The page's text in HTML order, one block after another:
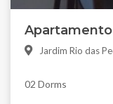
Apartamento
Jardim Rio das
02 Dorms